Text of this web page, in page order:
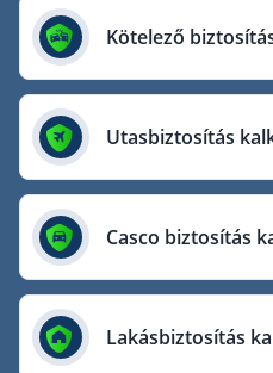
Biztosítók
AIG
Allianz
Cig
Genertel
Kötelező
Utasbiztosítás
Casco biztosítás
Lakásbiztosítás